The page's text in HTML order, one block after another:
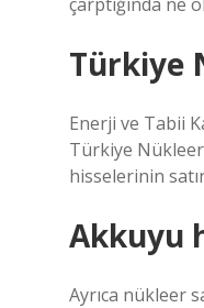
Türkiye
Enerji ve Tabii
Türkiye Nükleer
hisselerinin
Akkuyu
Ayrıca nükleer